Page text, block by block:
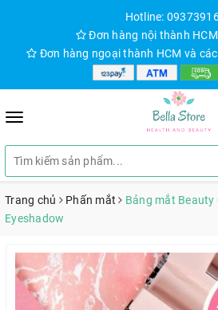
Hotline:
Đơn hàng nội thành
Đơn hàng ngoại thành HCM và
Trang chủ Phấn mắt
Bảng mắt
Eyeshadow